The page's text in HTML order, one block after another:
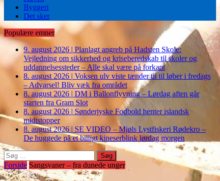
Byggeri
Det sker
Populære emner
9. august 2026 | Planlagt angreb på Hadsten Skole:
Vejledning om sikkerhed og kriseberedskab til skoler og
uddannelsessteder – Alle skal være på forkant
8. august 2026 | Voksen ulv viste tænder til til løber i fredags
– Advarsel! Bliv væk fra området
8. august 2026 | DM i Ballonflyvning – Lørdag aften går
starten fra Gram Slot
8. august 2026 | Sønderjyske Fodbold henter islandsk
midtstopper
8. august 2026 | SE VIDEO – Mjøls Lystfiskeri Rødekro –
De huggede på et billigt kineserblink lørdag morgen
Søg
efter:
Forside Sangsvaner – fra dunede unger